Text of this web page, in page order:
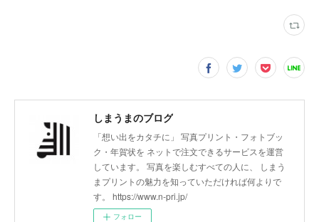
しまうまのブログ
「想い出をカタチに」 写真プリント・フォトブッ
ク・年賀状を ネットで注文できるサービスを運営
しています。 写真を楽しむすべての人に、 しまう
まプリントの魅力を知っていただければ何よりで
す。 https://www.n-pri.jp/
フォロー